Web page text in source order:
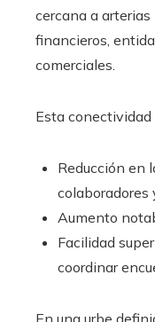
cercana a
financieros,
comerciales.
Esta conectividad
Reducción en
colaboradores
Aumento
Facilidad
coordinar
En una urbe